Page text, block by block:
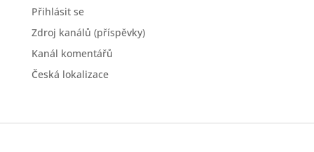
Přihlásit se
Zdroj kanálů (příspěvky)
Kanál komentářů
Česká lokalizace